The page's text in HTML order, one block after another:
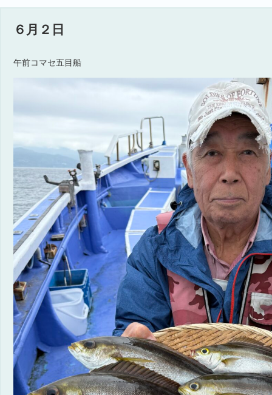
６月２日
午前コマセ五目船